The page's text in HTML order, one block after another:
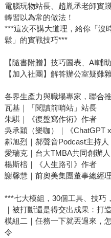
電腦玩物站長、趙胤丞老師實
轉習以為常的做法！
***這次不講大道理，給你「沒
鬆」的實戰技巧***
【隨書附贈】技巧圖表、AI輔
【加入社團】解答辦公室疑難
各界生產力與職場專家，聯合
瓦基｜「閱讀前哨站」站長
朱騏｜《復盤寫作術》作者
吳承穎（樂咖）｜《ChatGPT
郝旭烈｜郝聲音Podcast主持人
愛瑞克｜台大TMBA共同創辦
楊斯棓｜《人生路引》作者
謝馨慧｜前奧美集團董事總經理
***七大模組，30個工具、技巧
｜被打斷還是得交出成果：打
模組二｜任務一下就丟過來，
令